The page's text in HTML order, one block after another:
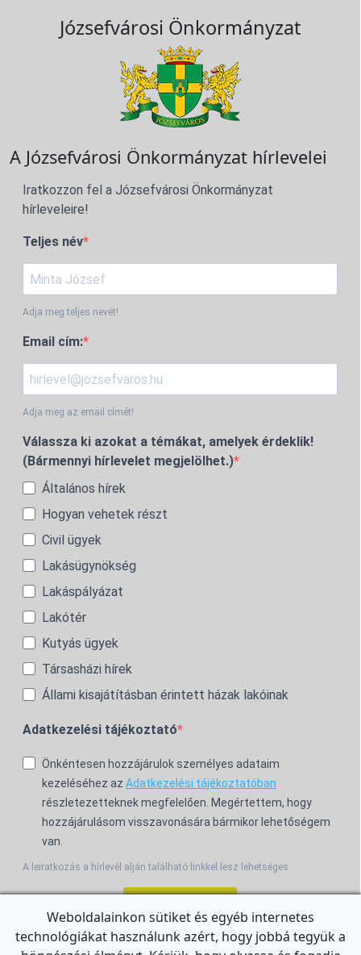
Józsefvárosi Önkormányzat
A Józsefvárosi Önkormányzat hírlevelei
Iratkozzon fel a Józsefvárosi Önkormányzat
hírleveleire!
Teljes név
Adja meg teljes nevét!
Email cím:
Adja meg az email címét!
Válassza ki azokat a témákat, amelyek érdeklik!
(Bármennyi hírlevelet megjelölhet.)
Általános hírek
Hogyan vehetek részt
Civil ügyek
Lakásügynökség
Lakáspályázat
Lakótér
Kutyás ügyek
Társasházi hírek
Állami kisajátításban érintett házak lakóinak
Adatkezelési tájékoztató
Önkéntesen hozzájárulok személyes adataim
kezeléséhez az Adatkezelési tájékoztatóban
részletezetteknek megfelelően. Megértettem, hogy
hozzájárulásom visszavonására bármikor lehetőségem
van.
A leiratkozás a hírlevél alján található linkkel lesz lehetséges.
For the English Newsletter, clickHERE.
Weboldalainkon sütiket és egyéb internetes
technológiákat használunk azért, hogy jobbá tegyük a